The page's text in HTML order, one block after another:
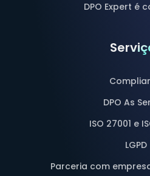
DPO Expert é
DPO As
ISO 27001 e
LGPD
Parceria com